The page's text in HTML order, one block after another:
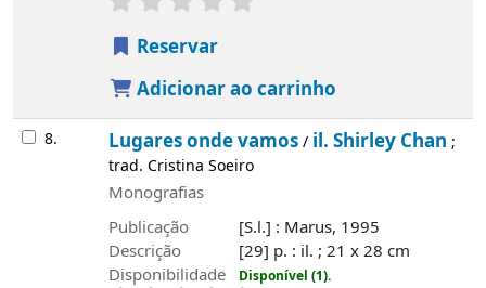
Reservar
Adicionar ao carrinho
8. Lugares onde vamos/ il. Shirley Chan ;
trad. Cristina Soeiro
Monografias
Publicação
[S.l.] : Marus, 1995
Descrição
[29] p. : il. ; 21 x 28 cm
Disponibilidade
Disponível (1).